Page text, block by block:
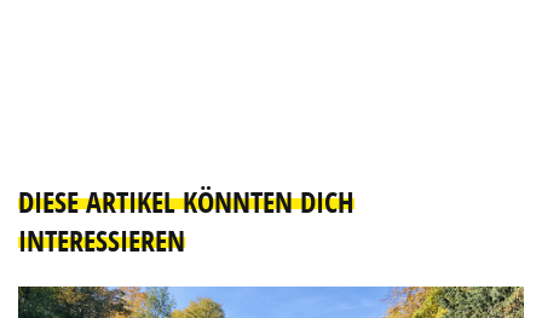
DIESE ARTIKEL KÖNNTEN DICH
INTERESSIEREN